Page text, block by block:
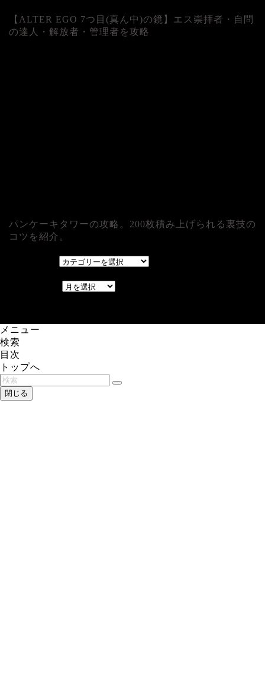
【ALTER EGO 7つ目(真ん中)の鏡】エス崇拝者・自問
の達人・解放者・管理者を攻略
パンケーキタワーの攻略。200枚積み上げられる裏技の
コツを紹介。
メニュー
検索
目次
トップへ
閉じる